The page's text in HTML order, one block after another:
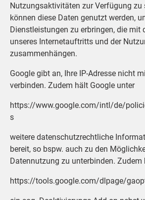
Nutzungsaktivitäten zur Verfügung zu
können diese Daten genutzt werden,
Dienstleistungen zu erbringen, die mit
unseres Internetauftritts und der
zusammenhängen.
Google gibt an, Ihre IP-Adresse nicht
verbinden. Zudem hält Google unter
https://www.google.com/intl/de/
s
weitere datenschutzrechtliche
bereit, so bspw. auch zu den
Datennutzung zu unterbinden. Zudem
https://tools.google.com/dlpage/